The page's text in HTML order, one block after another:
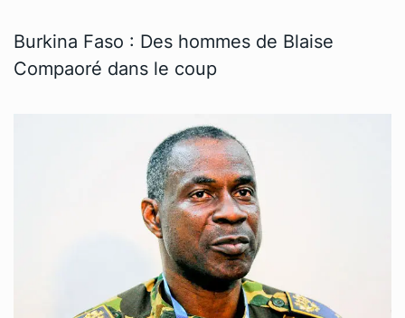
Burkina Faso : Des hommes de Blaise
Compaoré dans le coup